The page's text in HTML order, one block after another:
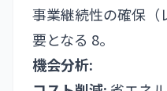
事業継続性の確保（
要となる 8。
機会分析: